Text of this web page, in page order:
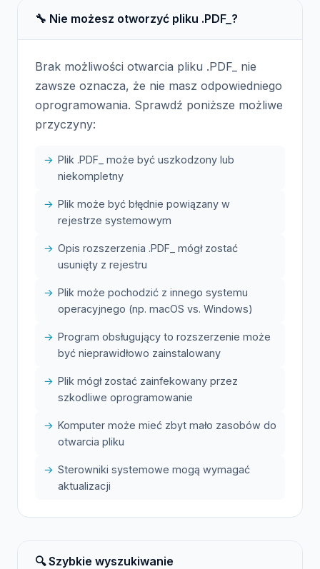
🔧 Nie możesz otworzyć pliku .PDF_?
Brak możliwości otwarcia pliku .PDF_ nie
zawsze oznacza, że nie masz odpowiedniego
oprogramowania. Sprawdź poniższe możliwe
przyczyny:
Plik .PDF_ może być uszkodzony lub
niekompletny
Plik może być błędnie powiązany w
rejestrze systemowym
Opis rozszerzenia .PDF_ mógł zostać
usunięty z rejestru
Plik może pochodzić z innego systemu
operacyjnego (np. macOS vs. Windows)
Program obsługujący to rozszerzenie może
być nieprawidłowo zainstalowany
Plik mógł zostać zainfekowany przez
szkodliwe oprogramowanie
Komputer może mieć zbyt mało zasobów do
otwarcia pliku
Sterowniki systemowe mogą wymagać
aktualizacji
🔍 Szybkie wyszukiwanie